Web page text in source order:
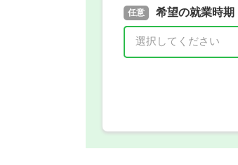
必須 取得予定年
年 3
任意 希望の就業時期